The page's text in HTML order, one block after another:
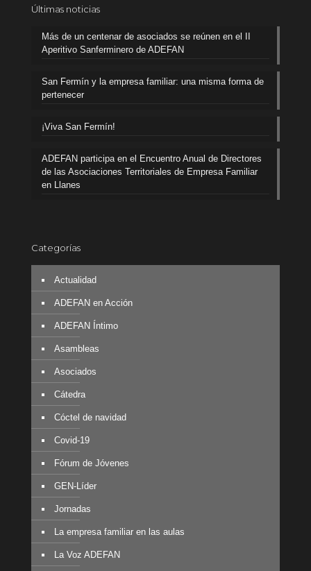
Últimas noticias
Más de un centenar de asociados se reúnen en el II
Aperitivo Sanferminero de ADEFAN
San Fermín y la empresa familiar: una misma forma de
pertenecer
¡Viva San Fermín!
ADEFAN participa en el Encuentro Anual de Directores
de las Asociaciones Territoriales de Empresa Familiar
en Llanes
Categorías
Actualidad
ADEFAN en Acción
ADEFAN Íntimo
Asambleas
Asociados
Cátedra
Cóctel de navidad
Covid-19
Fórum de Jóvenes
GEN-Líder
Jornadas
La empresa familiar en las aulas
La Voz ADEFAN